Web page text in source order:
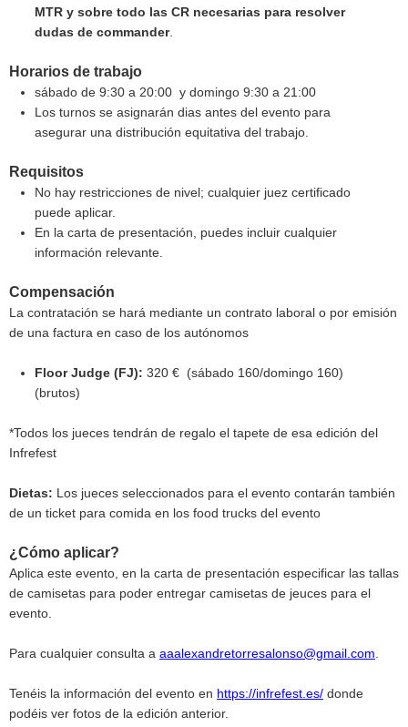
MTR y sobre todo las CR necesarias para resolver
dudas de commander.
Horarios de trabajo
sábado de 9:30 a 20:00 y domingo 9:30 a 21:00
Los turnos se asignarán dias antes del evento para
asegurar una distribución equitativa del trabajo.
Requisitos
No hay restricciones de nivel; cualquier juez certificado
puede aplicar.
En la carta de presentación, puedes incluir cualquier
información relevante.
Compensación
La contratación se hará mediante un contrato laboral o por emisión
de una factura en caso de los autónomos
Floor Judge (FJ): 320 € (sábado 160/domingo 160)
(brutos)
*Todos los jueces tendrán de regalo el tapete de esa edición del
Infrefest
Dietas: Los jueces seleccionados para el evento contarán también
de un ticket para comida en los food trucks del evento
¿Cómo aplicar?
Aplica este evento, en la carta de presentación especificar las tallas
de camisetas para poder entregar camisetas de jeuces para el
evento.
Para cualquier consulta a aaalexandretorresalonso@gmail.com
Tenéis la información del evento en https://infrefest.es/ donde
podéis ver fotos de la edición anterior.